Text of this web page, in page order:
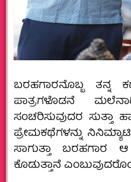
ಬರಹಗಾರನೊಬ್ಬ ತನ್ನ
ಪಾತ್ರಗಳೊಡನೆ
ಸಂಚರಿಸುವುದರ ಸುತ್ತಾ
ಪ್ರೇಮಕಥೆಗಳನ್ನು
ಸಾಗುತ್ತಾ
ಕೊಡುತ್ತಾನೆ